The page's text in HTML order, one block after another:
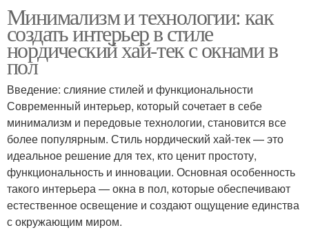
Минимализм и технологии: как
создать интерьер в стиле
нордический хай-тек с окнами в
пол
Введение: слияние стилей и функциональности
Современный интерьер, который сочетает в себе
минимализм и передовые технологии, становится все
более популярным. Стиль нордический хай-тек — это
идеальное решение для тех, кто ценит простоту,
функциональность и инновации. Основная особенность
такого интерьера — окна в пол, которые обеспечивают
естественное освещение и создают ощущение единства
с окружающим миром.